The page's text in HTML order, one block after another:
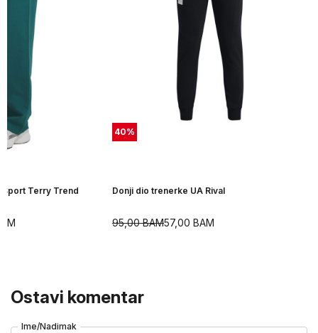
Terry Trend
40%
Donji dio trenerke UA Rival
57,00 BAM
95,00BAM
Ostavi komentar
Ime/Nadimak